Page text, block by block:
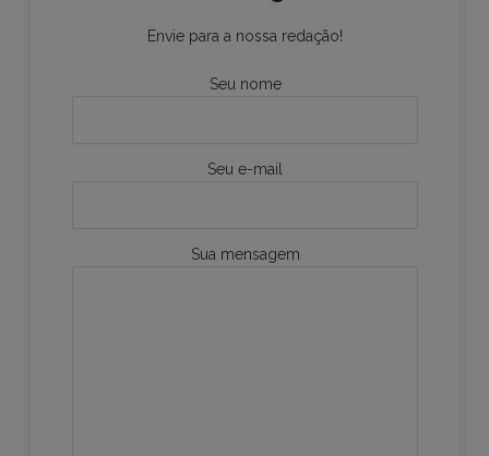
Envie para a nossa redação!
Seu nome
Seu e-mail
Sua mensagem